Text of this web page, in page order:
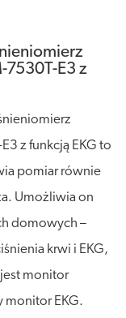
7530T-E3 z
z funkcją EKG to
pomiar równie
Umożliwia on
domowych –
krwi i EKG,
monitor
monitor EKG.